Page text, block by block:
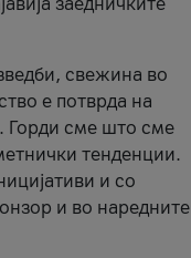
свежина во
е потврда на
Горди сме што сме
тенденции.
и со
и во наредните